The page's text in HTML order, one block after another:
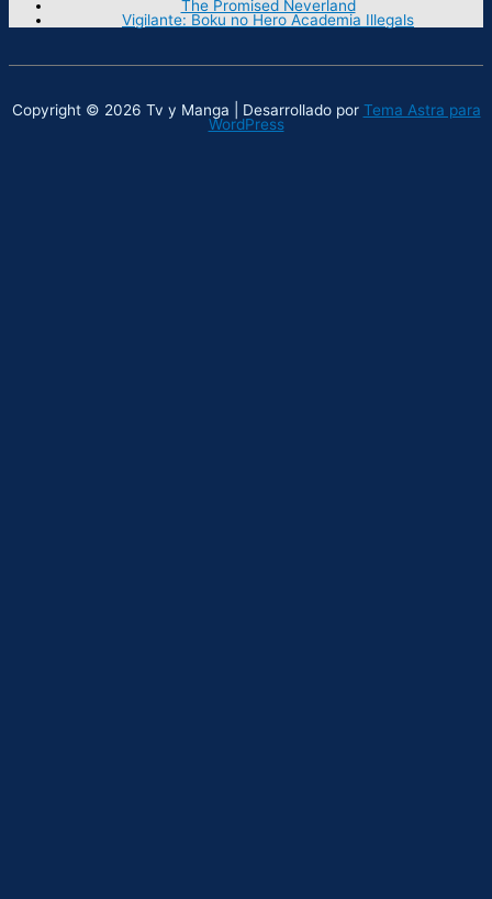
The Promised Neverland
Vigilante: Boku no Hero Academia Illegals
Copyright © 2026 Tv y Manga | Desarrollado por Tema Astra para
WordPress